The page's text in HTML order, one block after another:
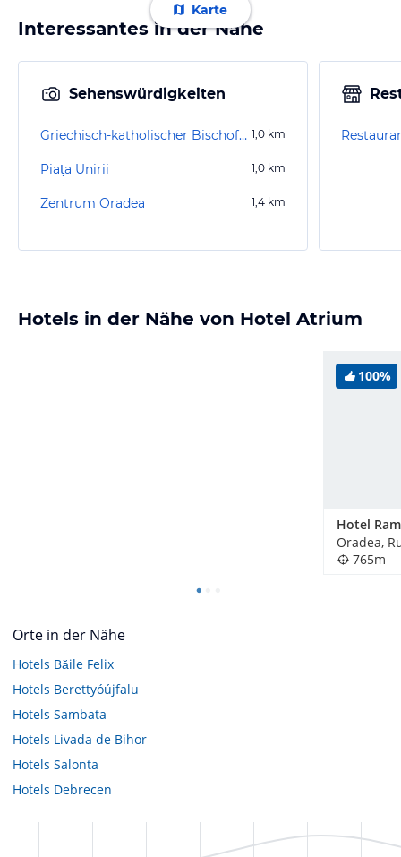
Karte
Interessantes in der Nähe
Sehenswürdigkeiten
Griechisch-katholischer Bischofspalast 1,0 km
Piața Unirii 1,0 km
Zentrum Oradea 1,4 km
Hotels in der Nähe von Hotel Atrium
100%
Oradea,
765m
Orte in der Nähe
Hotels Băile Felix
Hotels Berettyóújfalu
Hotels Sambata
Hotels Livada de Bihor
Hotels Salonta
Hotels Debrecen